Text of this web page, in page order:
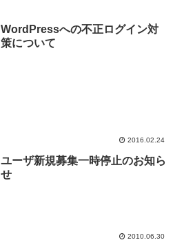
WordPressへの不正ログイン対
策について
2016.02.24
ユーザ新規募集一時停止のお知ら
せ
2010.06.30